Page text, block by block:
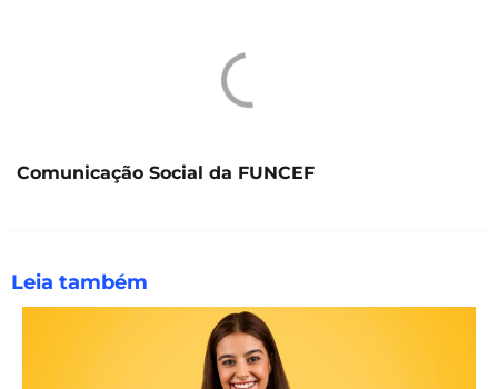
Comunicação Social da FUNCEF
Leia também